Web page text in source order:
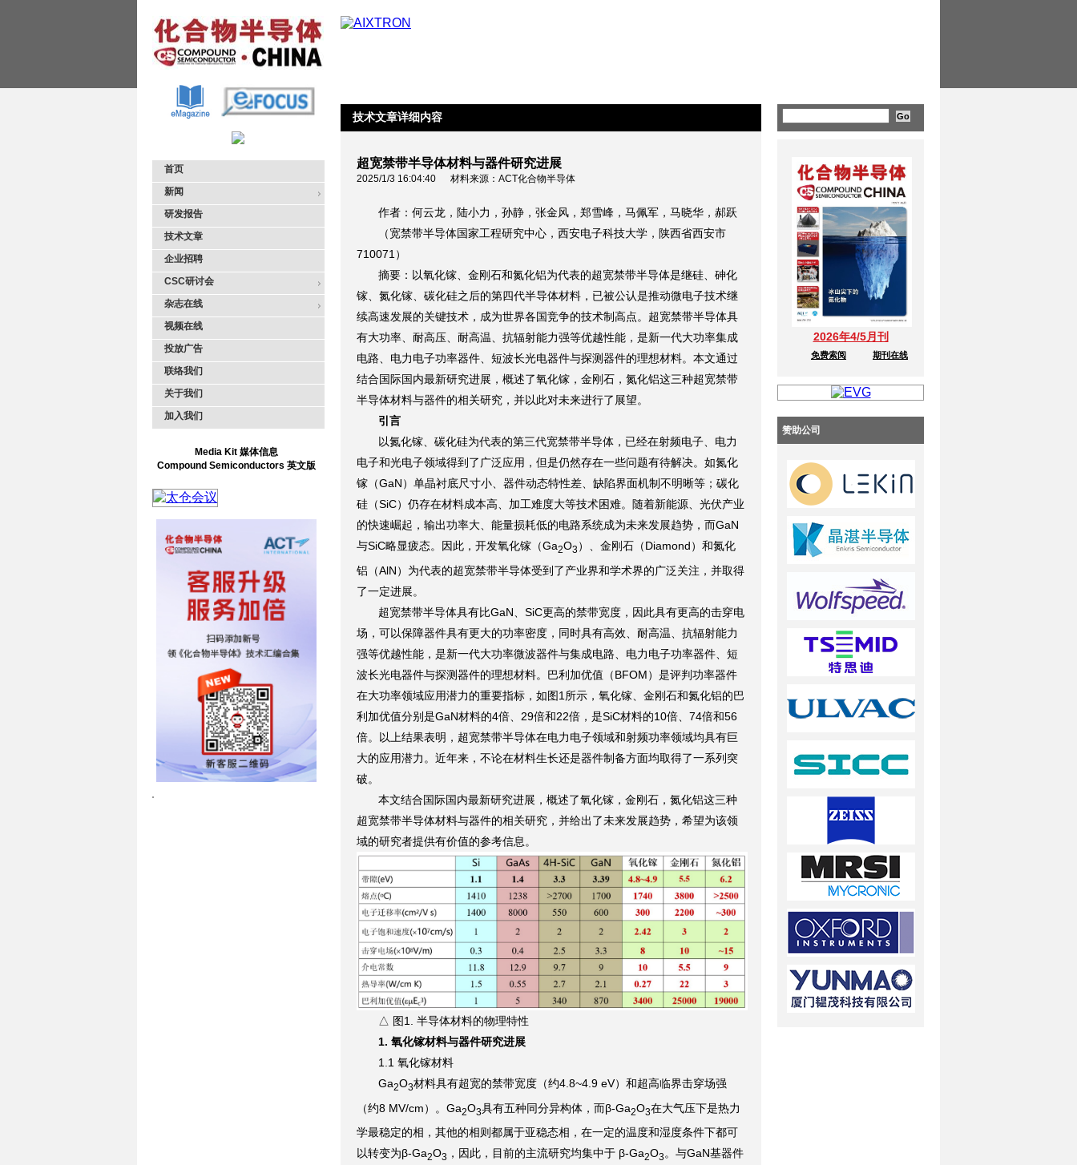
首页
新闻
研发报告
技术文章
企业招聘
CSC研讨会
杂志在线
视频在线
投放广告
联络我们
关于我们
加入我们
Media Kit 媒体信息
Compound Semiconductors 英文版
技术文章详细内容
超宽禁带半导体材料与器件研究进展
2025/1/3 16:04:40 材料来源：ACT化合物半导体
作者：何云龙，陆小力，孙静，张金风，郑雪峰，马佩军，马晓华，郝跃
（宽禁带半导体国家工程研究中心，西安电子科技大学，陕西省西安市
710071）
摘要：以氧化镓、金刚石和氮化铝为代表的超宽禁带半导体是继硅、砷化
镓、氮化镓、碳化硅之后的第四代半导体材料，已被公认是推动微电子技术继
续高速发展的关键技术，成为世界各国竞争的技术制高点。超宽禁带半导体具
有大功率、耐高压、耐高温、抗辐射能力强等优越性能，是新一代大功率集成
电路、电力电子功率器件、短波长光电器件与探测器件的理想材料。本文通过
结合国际国内最新研究进展，概述了氧化镓，金刚石，氮化铝这三种超宽禁带
半导体材料与器件的相关研究，并以此对未来进行了展望。
引言
以氮化镓、碳化硅为代表的第三代宽禁带半导体，已经在射频电子、电力
电子和光电子领域得到了广泛应用，但是仍然存在一些问题有待解决。如氮化
镓（GaN）单晶衬底尺寸小、器件动态特性差、缺陷界面机制不明晰等；碳化
硅（SiC）仍存在材料成本高、加工难度大等技术困难。随着新能源、光伏产业
的快速崛起，输出功率大、能量损耗低的电路系统成为未来发展趋势，而GaN
与SiC略显疲态。因此，开发氧化镓（Ga2O3 ）、金刚石（Diamond）和氮化
铝（AlN）为代表的超宽禁带半导体受到了产业界和学术界的广泛关注，并取得
了一定进展。
超宽禁带半导体具有比GaN、SiC更高的禁带宽度，因此具有更高的击穿电
场，可以保障器件具有更大的功率密度，同时具有高效、耐高温、抗辐射能力
强等优越性能，是新一代大功率微波器件与集成电路、电力电子功率器件、短
波长光电器件与探测器件的理想材料。巴利加优值（BFOM）是评判功率器件
在大功率领域应用潜力的重要指标，如图1所示，氧化镓、金刚石和氮化铝的巴
利加优值分别是GaN材料的4倍、29倍和22倍，是SiC材料的10倍、74倍和56
倍。以上结果表明，超宽禁带半导体在电力电子领域和射频功率领域均具有巨
大的应用潜力。近年来，不论在材料生长还是器件制备方面均取得了一系列突
破。
本文结合国际国内最新研究进展，概述了氧化镓，金刚石，氮化铝这三种
超宽禁带半导体材料与器件的相关研究，并给出了未来发展趋势，希望为该领
域的研究者提供有价值的参考信息。
△ 图1. 半导体材料的物理特性
1. 氧化镓材料与器件研究进展
1.1 氧化镓材料
Ga2O3材料具有超宽的禁带宽度（约4.8~4.9 eV）和超高临界击穿场强
（约8 MV/cm）。Ga2O3具有五种同分异构体，而β-Ga2O3在大气压下是热力
学最稳定的相，其他的相则都属于亚稳态相，在一定的温度和湿度条件下都可
以转变为β-Ga2O3 ，因此，目前的主流研究均集中于 β-Ga2O3。与GaN基器件
2026年4/5月刊
免费索阅 期刊在线
赞助公司